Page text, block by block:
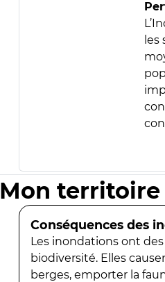
les
Mon
Conséquences des
Les inondations ont
biodiversité. Elles
berges, emporter la